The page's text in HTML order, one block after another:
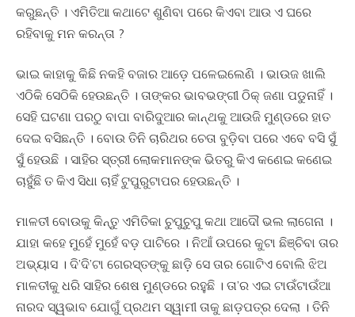
କରୁଛନ୍ତି । ଏମିତିଆ କଥାଟେ ଶୁଣିବା ପରେ କିଏବା ଆଉ ଏ ଘରେ
ରହିବାକୁ ମନ କରନ୍ତା ?
ଭାଇ କାହାକୁ କିଛି ନକହି ବଜାର ଆଡ଼େ ପଳେଇଲେଣି । ଭାଉଜ ଖାଲି
ଏଠିକି ସେଠିକି ହେଉଛନ୍ତି । ତାଙ୍କର ଭାବଭଙ୍ଗୀ ଠିକ୍ ଜଣା ପଡୁନାହିଁ ।
ସେହି ଘଟଣା ପରଠୁ ବାପା ବାରିଦୁଆର କାନ୍ଥକୁ ଆଉଜି ମୁଣ୍ଡରେ ହାତ
ଦେଇ ବସିଛନ୍ତି । ବୋଉ ତିନି ଚାରିଥର ଚେତା ବୁଡ଼ିବା ପରେ ଏବେ ବସି ସୁଁ
ସୁଁ ହେଉଛି । ସାହିର ସ୍ତ୍ରୀ ଲୋକମାନଙ୍କ ଭିତରୁ କିଏ କଣେଇ କଣେଇ
ଚାହୁଁଛି ତ କିଏ ସିଧା ଚାହିଁ ଟୁପୁରୁଟାପର ହେଉଛନ୍ତି ।
ମାଳତୀ ବୋଉକୁ କିନ୍ତୁ ଏମିତିକା ଚୁପୁଚୁପୁ କଥା ଆଦୌ ଭଲ ଲାଗେନା ।
ଯାହା କହେ ମୁହେଁ ମୁହେଁ ବଡ଼ ପାଟିରେ । ନିଆଁ ଉପରେ କୁଟା ଛିଞ୍ଚିବା ତାର
ଅଭ୍ୟାସ । ଦି’ଦି’ଟା ଗେରସ୍ତଙ୍କୁ ଛାଡ଼ି ସେ ତାର ଗୋଟିଏ ବୋଲି ଝିଅ
ମାଳତୀକୁ ଧରି ସାହିର ଶେଷ ମୁଣ୍ଡରେ ରହୁଛି । ତା’ର ଏଇ ଟାଉଁଟାଉଁଆ
ନାରଦ ସ୍ୱଭାବ ଯୋଗୁଁ ପ୍ରଥମ ସ୍ୱାମୀ ତାକୁ ଛାଡ଼ପତ୍ର ଦେଲା । ତିନି